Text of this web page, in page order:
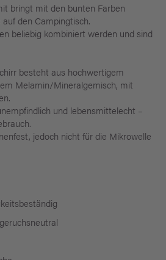
bringt mit den bunten Farben
den Campingtisch.
beliebig kombiniert werden und sind
besteht aus hochwertigem
Melamin/Mineralgemisch, mit
und lebensmittelecht –
jedoch nicht für die Mikrowelle